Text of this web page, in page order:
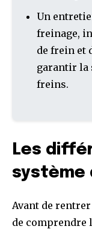
Un
freinage,
de frein et
garantir la
freins.
Les
système
Avant de
de comprendre